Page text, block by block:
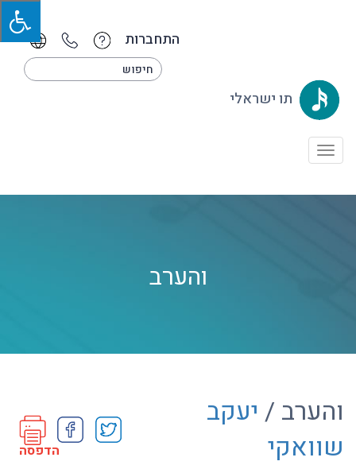
התחברות
תו ישראלי
Toggle
והערב
והערב / יעקב
שוואקי
הדפסה